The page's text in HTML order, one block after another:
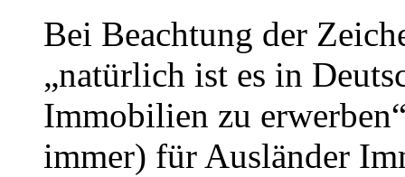
Bei Beachtung der
„natürlich ist es in
Immobilien zu
immer) für Ausländer